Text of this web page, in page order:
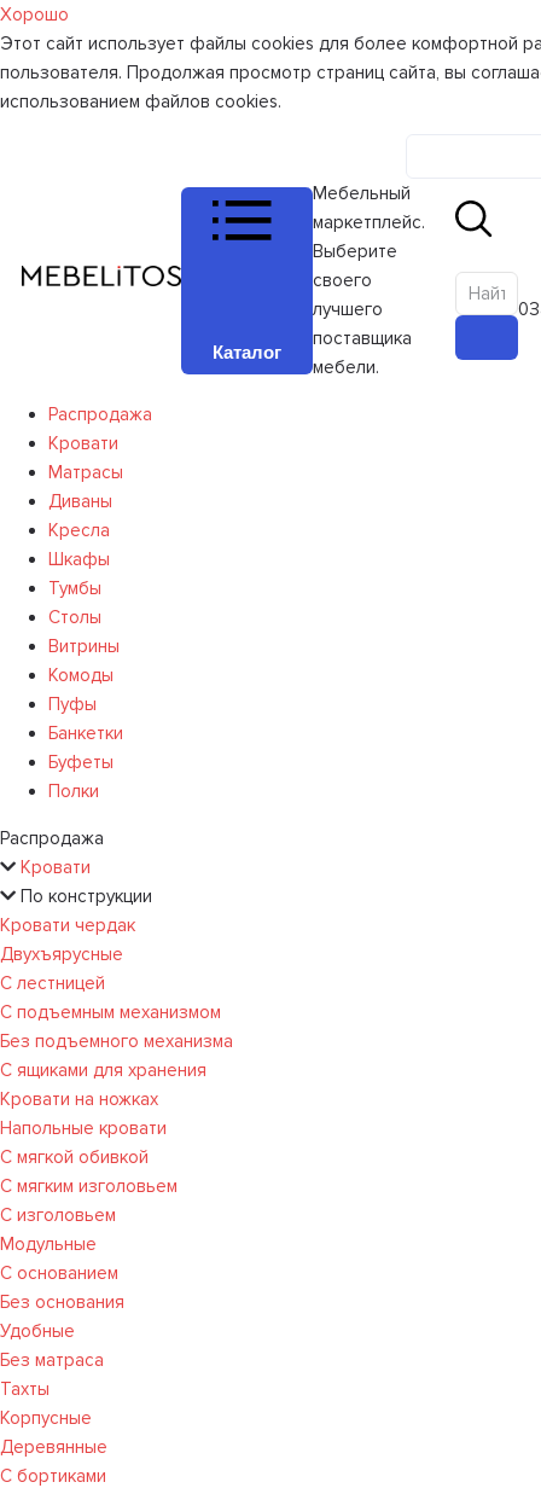
Хорошо
Этот сайт использует файлы cookies для более комфортной
пользователя. Продолжая просмотр страниц сайта, вы
использованием файлов cookies.
Каталог
Мебельный
маркетплейс.
Выберите
своего
лучшего
поставщика
мебели.
0
Распродажа
Кровати
Матрасы
Диваны
Кресла
Шкафы
Тумбы
Столы
Витрины
Комоды
Пуфы
Банкетки
Буфеты
Полки
Распродажа
Кровати
По конструкции
Кровати чердак
Двухъярусные
С лестницей
С подъемным механизмом
Без подъемного механизма
С ящиками для хранения
Кровати на ножках
Напольные кровати
С мягкой обивкой
С мягким изголовьем
С изголовьем
Модульные
С основанием
Без основания
Удобные
Без матраса
Тахты
Корпусные
Деревянные
С бортиками